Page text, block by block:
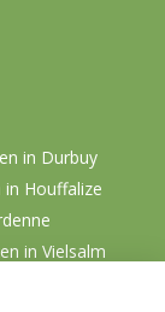
in Durbuy
in Houffalize
in Vielsalm